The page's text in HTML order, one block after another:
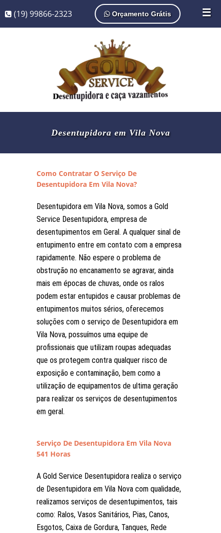
☰
(19) 99866-2323 Orçamento Grátis
Desentupidora em Vila Nova
Como Contratar O Serviço De
Desentupidora Em Vila Nova?
Desentupidora em Vila Nova, somos a Gold
Service Desentupidora, empresa de
desentupimentos em Geral. A qualquer sinal de
entupimento entre em contato com a empresa
rapidamente. Não espere o problema de
obstrução no encanamento se agravar, ainda
mais em épocas de chuvas, onde os ralos
podem estar entupidos e causar problemas de
entupimentos muitos sérios, oferecemos
soluções com o serviço de Desentupidora em
Vila Nova, possuímos uma equipe de
profissionais que utilizam roupas adequadas
que os protegem contra qualquer risco de
exposição e contaminação, bem como a
utilização de equipamentos de ultima geração
para realizar os serviços de desentupimentos
em geral.
Serviço De Desentupidora Em Vila Nova
541 Horas
A Gold Service Desentupidora realiza o serviço
de Desentupidora em Vila Nova com qualidade,
realizamos serviços de desentupimentos, tais
como: Ralos, Vasos Sanitários, Pias, Canos,
Esgotos, Caixa de Gordura, Tanques, Rede